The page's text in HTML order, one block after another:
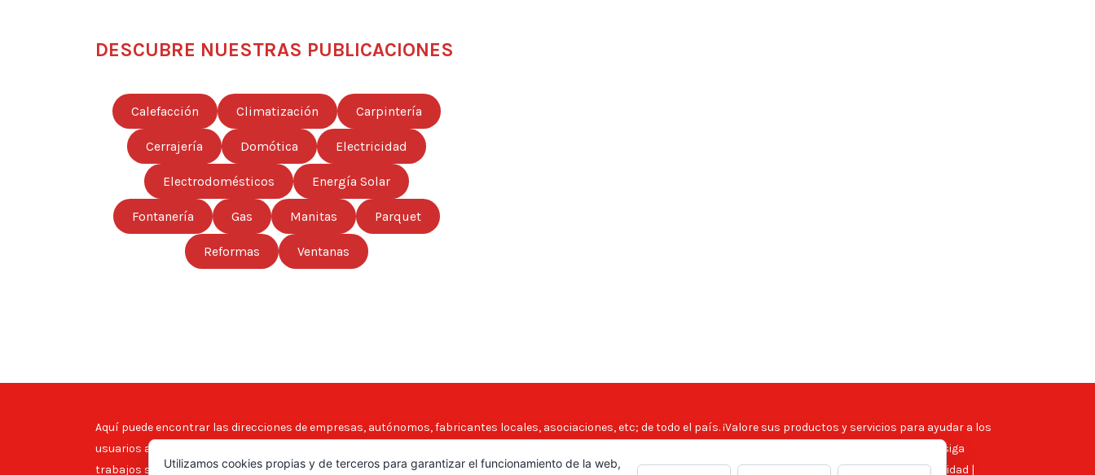
DESCUBRE NUESTRAS PUBLICACIONES
Calefacción Climatización Carpintería
Cerrajería Domótica Electricidad
Electrodomésticos Energía Solar
Fontanería Gas Manitas Parquet
Reformas Ventanas
Aquí puede encontrar las direcciones de empresas, autónomos, fabricantes locales, asociaciones, etc; de todo el país. ¡Valore sus productos y servicios para ayudar a los
usuarios a tomar la decisión correcta!, gracias a nuestro directorio de profesionales Revise las ofertas de trabajo y empleo que se anuncian en el directorio y consiga
trabajos según le interese, en los anuncios locales. Copyright Directorio Mahico Soluciones © 2021. Todos los derechos reservados -Aviso legal|Política de privacidad |
Utilizamos cookies propias y de terceros para garantizar el funcionamiento de la web,